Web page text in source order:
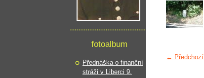
← Předchozí
fotoalbum
Přednáška o finanční
stráži v Liberci 9.